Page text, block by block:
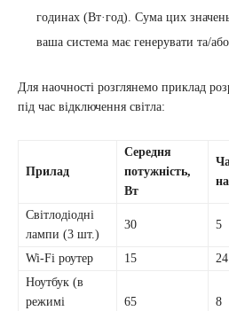
годинах (Вт·год). Сума цих
ваша система має генерувати та/
Для наочності розглянемо приклад
під час відключення світла:
Прилад
Середня
потужність,
Вт
Світлодіодні
лампи (3 шт.)
30 5
Wi-Fi роутер 15 24
Ноутбук (в
режимі
65 8